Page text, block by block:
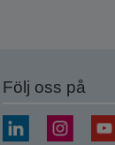
Följ oss på